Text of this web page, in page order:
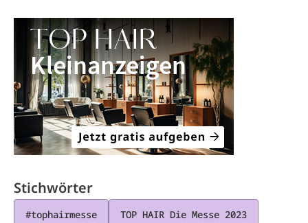
Stichwörter
#tophairmesse TOP HAIR Die Messe 2023